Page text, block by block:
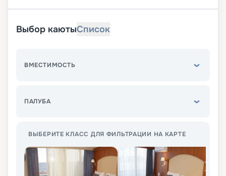
Выбор каютыСписок
ВМЕСТИМОСТЬ
ПАЛУБА
ВЫБЕРИТЕ КЛАСС ДЛЯ ФИЛЬТРАЦИИ НА КАРТЕ